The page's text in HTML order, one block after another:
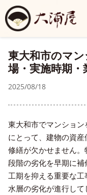
東大和市のマ
場・実施時期
2025/08/18
東大和市でマンショ
にとって、建物の資
修繕が欠かせません
段階の劣化を早期に
工期を抑える重要な
水層の劣化が進行し